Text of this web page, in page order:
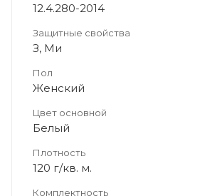
12.4.280-2014
Защитные свойства
З, Ми
Пол
Женский
Цвет основной
Белый
Плотность
120 г/кв. м.
Комплектность